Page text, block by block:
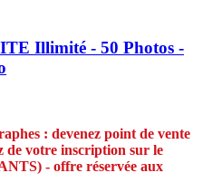
Illimité - 50 Photos -
: devenez point de vente
de votre inscription sur le
- offre réservée aux